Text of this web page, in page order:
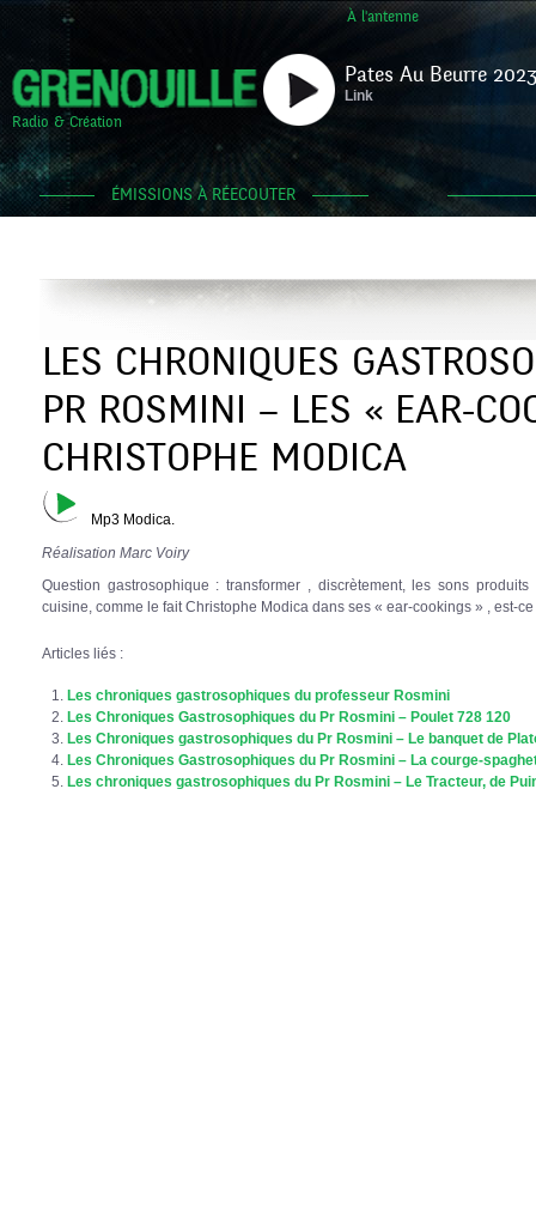
À l'antenne
Radio & Création
Pates Au Beurre
Link
ÉMISSIONS À RÉECOUTER
LES CHRONIQUES
PR ROSMINI – LES « EAR-
CHRISTOPHE MODICA
Mp3 Modica.
Réalisation Marc Voiry
Question gastrosophique : transformer , discrètement, les sons
cuisine, comme le fait Christophe Modica dans ses « ear-cookings » , est-ce
Articles liés :
Les chroniques gastrosophiques du professeur Rosmini
Les Chroniques Gastrosophiques du Pr Rosmini – Poulet 728 120
Les Chroniques gastrosophiques du Pr Rosmini – Le banquet de
Les Chroniques Gastrosophiques du Pr Rosmini – La courge-
Les chroniques gastrosophiques du Pr Rosmini – Le Tracteur, de